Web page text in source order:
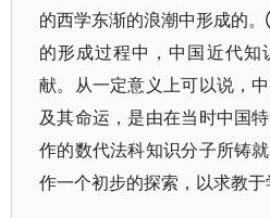
的西学东渐的浪潮中形成的
的形成过程中，中国近代
献。从一定意义上可以说，
及其命运，是由在当时中国
作的数代法科知识分子所铸
作一个初步的探索，以求教于